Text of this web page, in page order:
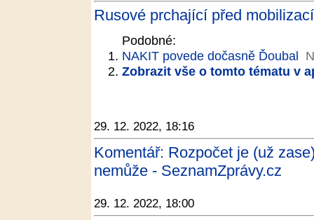
Rusové prchající před
Podobné:
NAKIT povede dočasně Ďoubal
Zobrazit vše o tomto tématu v
29. 12. 2022, 18:16
Komentář: Rozpočet je (už
nemůže - SeznamZprávy.cz
29. 12. 2022, 18:00